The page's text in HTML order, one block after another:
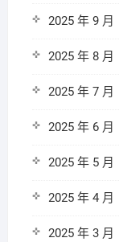
2025 年 9 月
2025 年 8 月
2025 年 7 月
2025 年 6 月
2025 年 5 月
2025 年 4 月
2025 年 3 月